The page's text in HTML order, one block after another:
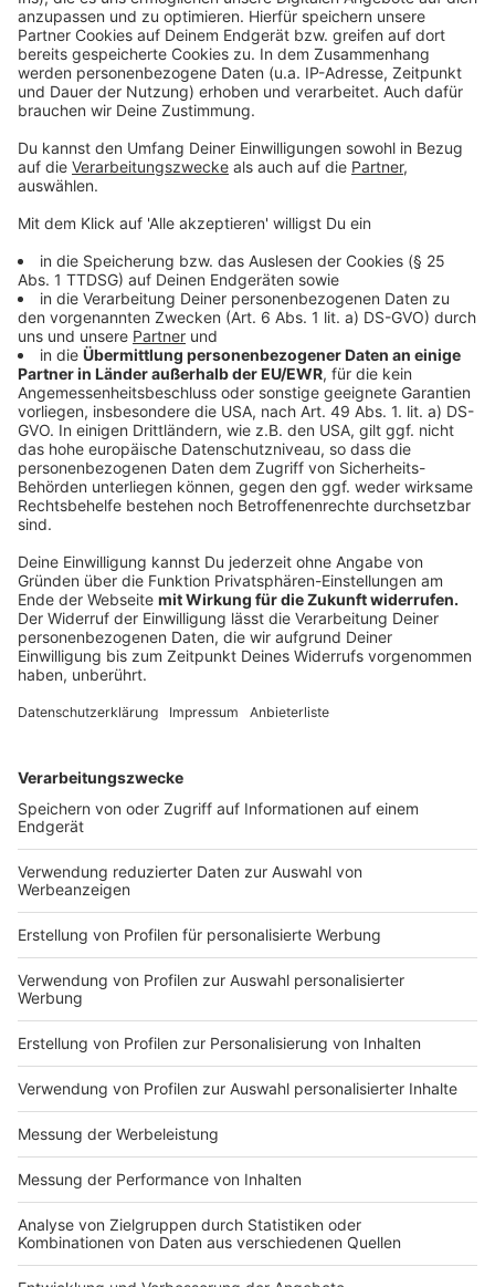
noch einige weitere Songs, die er in Zusammenarbeit
mit verschiedenen Künstlern (beispielsweise Yung Bae
oder Jake Shears) erstellte. Für seine Platte sagte er
sogar eine Anfrage von Taylor Swift ab. "Meine
Entscheidung hat nichts mit ihr als Künstlerin zu tun.
Das Problem war, dass es ein Zeitfenster gab. Sechs
Wochen oder so. Ich war in dem Zeitraum, als die
Anfrage kam, komplett im 'Paradise'-Album-Modus",
so Piontek.
Anzeige
Das Album von Purple Disco Machine zum
Durchhören
Anzeige
Anzeige
Die Single "Beat Of Your Heart"
Anzeige
Wir benötigen Ihre
Video-Service zu laden!
Wir verwenden einen Service eines
Daten zu Ihren Aktivitäten
sammeln. Bitte lesen Sie die
Details durch und stimmen Sie der
Nutzung des Service zu, um dieses
Video anzusehen.
Mehr Informationen
Akzeptieren
powered byUsercentrics Consent
Management Platform
Purple Disco Machine, ÁSDÍS - Beat Of Your Heart
(Official Video)